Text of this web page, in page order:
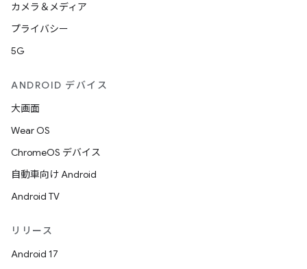
カメラ＆メディア
プライバシー
5G
ANDROID デバイス
大画面
Wear OS
ChromeOS デバイス
自動車向け Android
Android TV
リリース
Android 17